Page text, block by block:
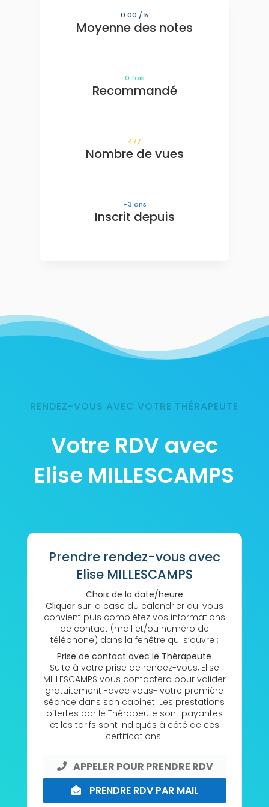
0.00 / 5
Moyenne des notes
0 fois
Recommandé
477
Nombre de vues
3 ans
Inscrit depuis
RENDEZ-VOUS AVEC VOTRE THÉRAPEUTE
Votre RDV avec
Elise MILLESCAMPS
Prendre rendez-vous avec
Elise MILLESCAMPS
Choix de la date/heure
Cliquersur la case du calendrier qui vous
convient puis complétez vos informations
de contact (mail et/ou numéro de
téléphone) dans la fenêtre qui s’ouvre ;
Prise de contact avec le Thérapeute
Suite à votre prise de rendez-vous, Elise
MILLESCAMPS vous contactera pour valider
gratuitement -avec vous- votre première
séance dans son cabinet. Les prestations
offertes par le Thérapeute sont payantes
et les tarifs sont indiqués à côté de ces
certifications.
APPELER POUR PRENDRE RDV
PRENDRE RDV PAR MAIL